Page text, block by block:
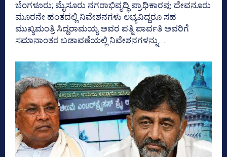
ಬೆಂಗಳೂರು; ಮೈಸೂರು ನಗರಾಭಿವೃದ್ಧಿ ಪ್ರಾಧಿಕಾರವು ದೇವನೂರು
ಮೂರನೇ ಹಂತದಲ್ಲಿ ನಿವೇಶನಗಳು ಲಭ್ಯವಿದ್ದರೂ ಸಹ
ಮುಖ್ಯಮಂತ್ರಿ ಸಿದ್ದರಾಮಯ್ಯ ಅವರ ಪತ್ನಿ ಪಾರ್ವತಿ ಅವರಿಗೆ
ಸಮಾನಾಂತರ ಬಡಾವಣೆಯಲ್ಲಿ ನಿವೇಶನಗಳನ್ನು...